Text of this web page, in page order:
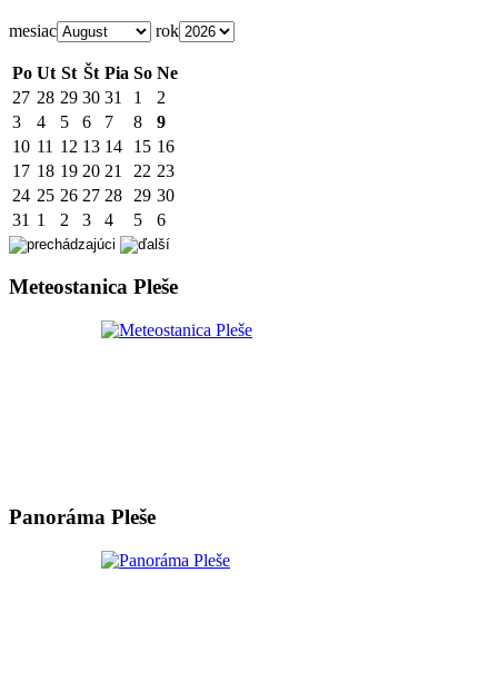
mesiac rok
Po Ut St Št Pia So Ne
27 28 29 30 31 1
2
3
4 5 6 7 8
9
10 11 12 13 14 15 16
17 18 19 20 21 22 23
24 25 26 27 28 29 30
31 1 2 3 4 5 6
Meteostanica Pleše
Panoráma Pleše